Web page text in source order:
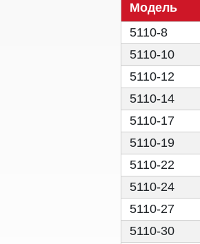
Модель
5110-8
5110-10
5110-12
5110-14
5110-17
5110-19
5110-22
5110-24
5110-27
5110-30